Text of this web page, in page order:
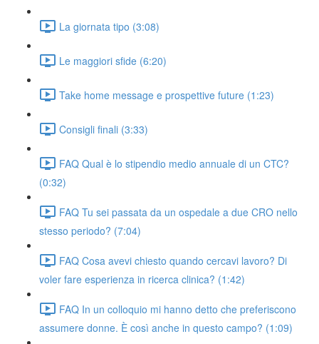
La giornata tipo (3:08)
Le maggiori sfide (6:20)
Take home message e prospettive future (1:23)
Consigli finali (3:33)
FAQ Qual è lo stipendio medio annuale di un CTC?
(0:32)
FAQ Tu sei passata da un ospedale a due CRO nello
stesso periodo? (7:04)
FAQ Cosa avevi chiesto quando cercavi lavoro? Di
voler fare esperienza in ricerca clinica? (1:42)
FAQ In un colloquio mi hanno detto che preferiscono
assumere donne. È così anche in questo campo? (1:09)